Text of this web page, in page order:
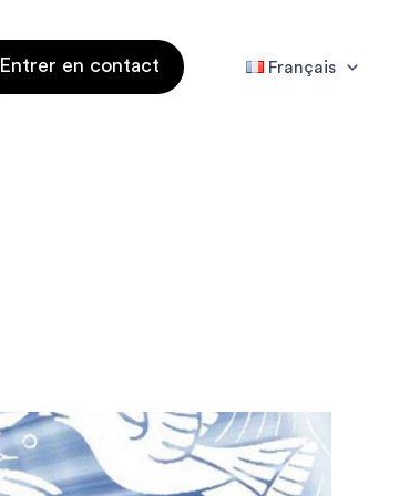
Entrer en contact Français